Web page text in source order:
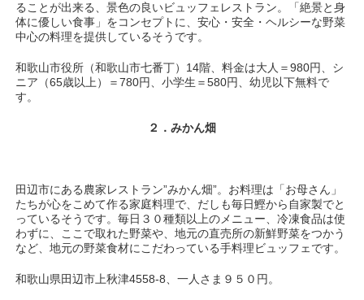
ることが出来る、景色の良いビュッフェレストラン。「絶景と身
体に優しい食事」をコンセプトに、安心・安全・ヘルシーな野菜
中心の料理を提供しているそうです。
和歌山市役所（和歌山市七番丁）14階、料金は大人＝980円、シ
ニア（65歳以上）＝780円、小学生＝580円、幼児以下無料で
す。
２．みかん畑
田辺市にある農家レストラン”みかん畑”。お料理は「お母さん」
たちが心をこめて作る家庭料理で、だしも毎日鰹から自家製でと
っているそうです。毎日３０種類以上のメニュー、冷凍食品は使
わずに、ここで取れた野菜や、地元の直売所の新鮮野菜をつかう
など、地元の野菜食材にこだわっている手料理ビュッフェです。
和歌山県田辺市上秋津4558-8、一人さま９５０円。